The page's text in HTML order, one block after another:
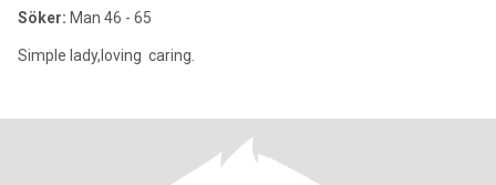
Söker: Man 46 - 65
Simple lady,loving caring.